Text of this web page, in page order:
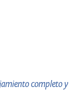
completo y